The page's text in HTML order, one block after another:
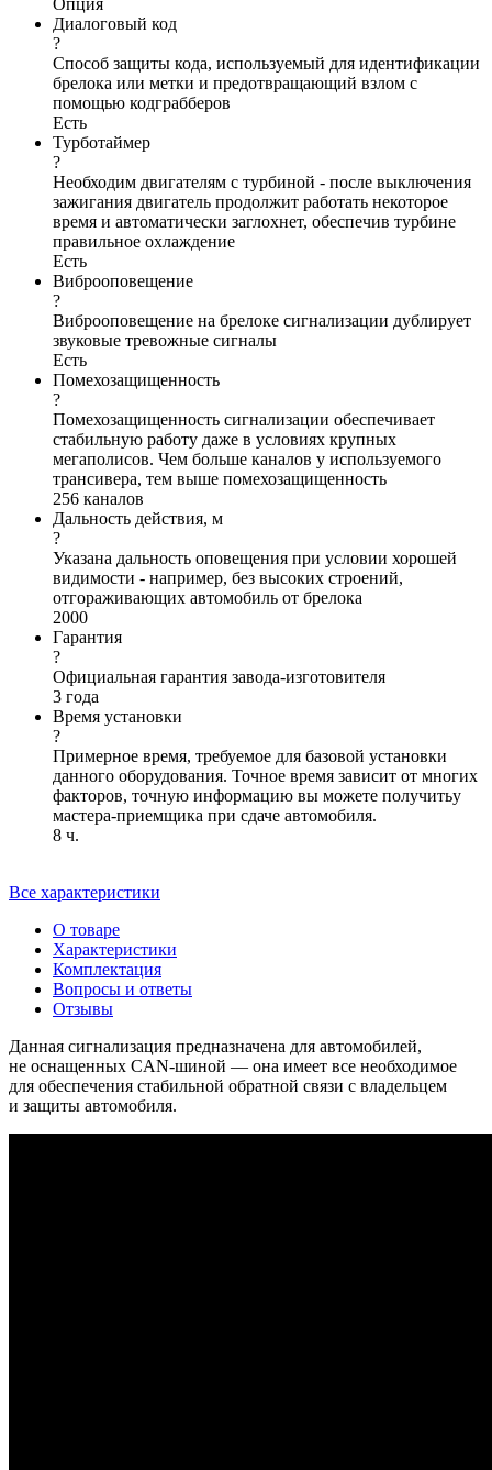
Опция
Диалоговый код
?
Способ защиты кода, используемый для идентификации
брелока или метки и предотвращающий взлом с
помощью кодграбберов
Есть
Турботаймер
?
Необходим двигателям с турбиной - после выключения
зажигания двигатель продолжит работать некоторое
время и автоматически заглохнет, обеспечив турбине
правильное охлаждение
Есть
Виброоповещение
?
Виброоповещение на брелоке сигнализации дублирует
звуковые тревожные сигналы
Есть
Помехозащищенность
?
Помехозащищенность сигнализации обеспечивает
стабильную работу даже в условиях крупных
мегаполисов. Чем больше каналов у используемого
трансивера, тем выше помехозащищенность
256 каналов
Дальность действия, м
?
Указана дальность оповещения при условии хорошей
видимости - например, без высоких строений,
отгораживающих автомобиль от брелока
2000
Гарантия
?
Официальная гарантия завода-изготовителя
3 года
Время установки
?
Примерное время, требуемое для базовой установки
данного оборудования. Точное время зависит от многих
факторов, точную информацию вы можете получитьу
мастера-приемщика при сдаче автомобиля.
8 ч.
Все характеристики
О товаре
Характеристики
Комплектация
Вопросы и ответы
Отзывы
Данная сигнализация предназначена для автомобилей,
не оснащенных CAN-шиной — она имеет все необходимое
для обеспечения стабильной обратной связи с владельцем
и защиты автомобиля.